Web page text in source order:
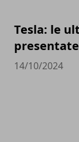
Tesla: le
14/10/2024